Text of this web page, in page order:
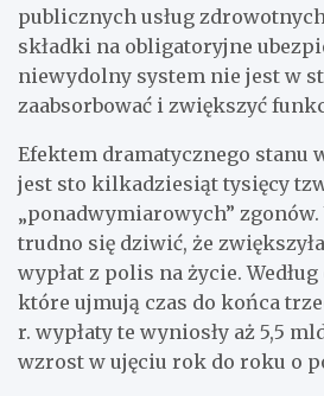
publicznych usług
składki na obligatoryjne
niewydolny system nie jest w
zaabsorbować i zwiększyć
Efektem dramatycznego stanu
jest sto kilkadziesiąt tysięcy
„ponadwymiarowych”
trudno się dziwić, że
wypłat z polis na życie.
które ujmują czas do końca
r. wypłaty te wyniosły aż 5,5
wzrost w ujęciu rok do roku o